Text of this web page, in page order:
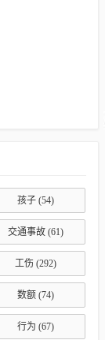
孩子(54)
交通事故(61)
工伤(292)
数额(74)
行为 (67)